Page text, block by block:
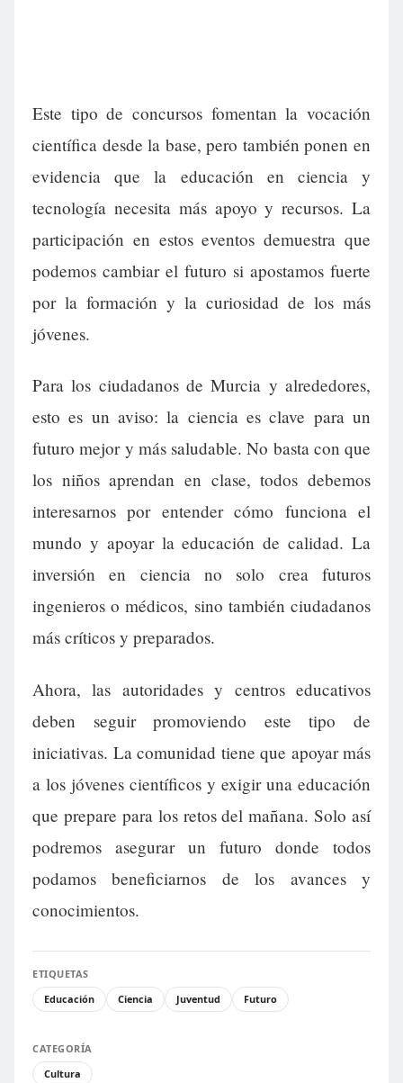
Este tipo de concursos fomentan la vocación
científica desde la base, pero también ponen en
evidencia que la educación en ciencia y
tecnología necesita más apoyo y recursos. La
participación en estos eventos demuestra que
podemos cambiar el futuro si apostamos fuerte
por la formación y la curiosidad de los más
jóvenes.
Para los ciudadanos de Murcia y alrededores,
esto es un aviso: la ciencia es clave para un
futuro mejor y más saludable. No basta con que
los niños aprendan en clase, todos debemos
interesarnos por entender cómo funciona el
mundo y apoyar la educación de calidad. La
inversión en ciencia no solo crea futuros
ingenieros o médicos, sino también ciudadanos
más críticos y preparados.
Ahora, las autoridades y centros educativos
deben seguir promoviendo este tipo de
iniciativas. La comunidad tiene que apoyar más
a los jóvenes científicos y exigir una educación
que prepare para los retos del mañana. Solo así
podremos asegurar un futuro donde todos
podamos beneficiarnos de los avances y
conocimientos.
ETIQUETAS
Educación
Ciencia Juventud Futuro
CATEGORÍA
Cultura